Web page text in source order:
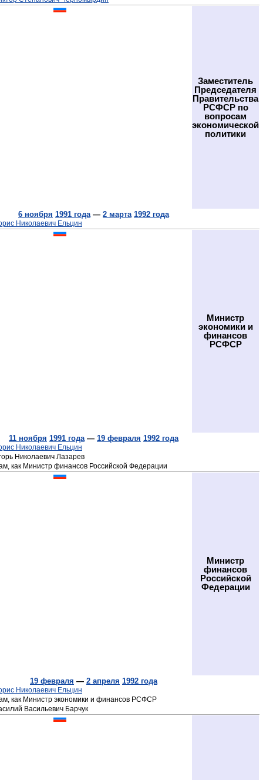
Заместитель
Председателя
Правительства
РСФСР по
вопросам
экономической
политики
6 ноября 1991 года— 2 марта 1992 года
Николаевич Ельцин
Министр
экономики и
финансов
РСФСР
11 ноября 1991 года— 19 февраля 1992 года
Николаевич Ельцин
Николаевич Лазарев
как Министр финансов Российской Федерации
Министр
финансов
Российской
Федерации
19 февраля — 2 апреля 1992 года
Николаевич Ельцин
как Министр экономики и финансов РСФСР
Васильевич Барчук